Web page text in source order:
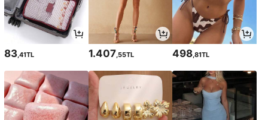
83,41TL 1.407,55TL 498,81TL